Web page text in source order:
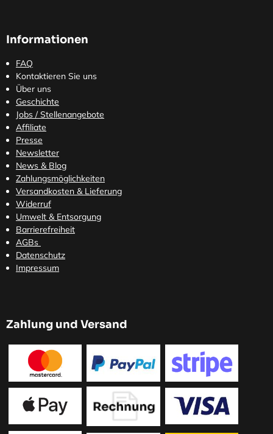
Informationen
FAQ
Kontaktieren Sie uns
Über uns
Geschichte
Jobs / Stellenangebote
Affiliate
Presse
Newsletter
News & Blog
Zahlungsmöglichkeiten
Versandkosten & Lieferung
Widerruf
Umwelt & Entsorgung
Barrierefreiheit
AGBs
Datenschutz
Impressum
Zahlung und Versand